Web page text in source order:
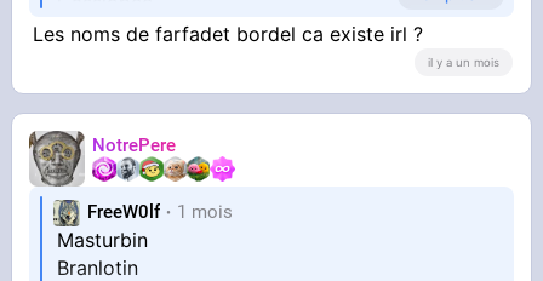
Les noms de farfadet bordel ca existe irl ?
il y a un mois
NotrePere
FreeW0lf 1 mois
Masturbin
Branlotin